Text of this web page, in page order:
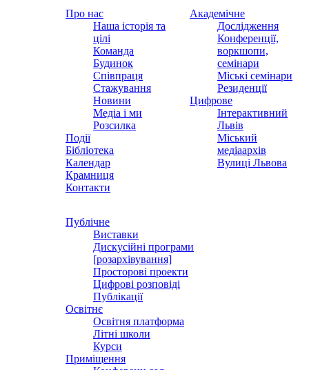
Про нас
Наша історія та
цілі
Команда
Будинок
Співпраця
Стажування
Новини
Медіа і ми
Розсилка
Події
Бібліотека
Календар
Крамниця
Контакти
Академічне
Дослідження
Конференції,
воркшопи,
семінари
Міські семінари
Резиденції
Цифрове
Інтерактивний
Львів
Міський
медіаархів
Вулиці Львова
Публічне
Виставки
Дискусійні програми
[розархівування]
Просторові проекти
Цифрові розповіді
Публікації
Освітнє
Освітня платформа
Літні школи
Курси
Приміщення